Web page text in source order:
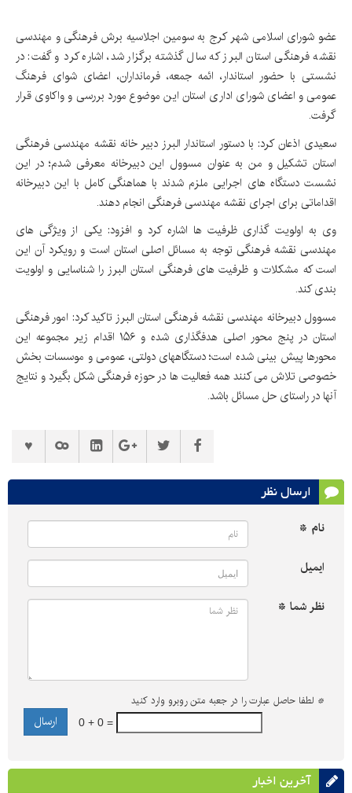
عضو شورای اسلامی شهر کرج به سومین اجلاسیه برش فرهنگی و مهندسی
نقشه فرهنگی استان البرز که سال گذشته برگزار شد، اشاره کرد و گفت: در
نشستی با حضور استاندار، ائمه جمعه، فرمانداران، اعضای شوای فرهنگ
عمومی و اعضای شورای اداری استان این موضوع مورد بررسی و واکاوی قرار
گرفت.
سعیدی اذعان کرد: با دستور استاندار البرز دبیر خانه نقشه مهندسی فرهنگی
استان تشکیل و من به عنوان مسوول این دبیرخانه معرفی شدم؛ در این
نشست دستگاه های اجرایی ملزم شدند با هماهنگی کامل با این دبیرخانه
اقداماتی برای اجرای نقشه مهندسی فرهنگی انجام دهند.
وی به اولویت گذاری ظرفیت ها اشاره کرد و افزود: یکی از ویژگی های
مهندسی نقشه فرهنگی توجه به مسائل اصلی استان است و رویکرد آن این
است که مشکلات و ظرفیت های فرهنگی استان البرز را شناسایی و اولویت
بندی کند.
مسوول دبیرخانه مهندسی نقشه فرهنگی استان البرز تاکید کرد: امور فرهنگی
استان در پنج محور اصلی هدفگذاری شده و ۱۵۶ اقدام زیر مجموعه این
محورها پیش بینی شده است؛ دستگاههای دولتی، عمومی و موسسات بخش
خصوصی تلاش می کنند همه فعالیت ها در حوزه فرهنگی شکل بگیرد و نتایج
آنها در راستای حل مسائل باشد.
ارسال نظر
نام *
ایمیل
نظر شما *
* لطفا حاصل عبارت را در جعبه متن روبرو وارد کنید
0 + 0 =
آخرین اخبار